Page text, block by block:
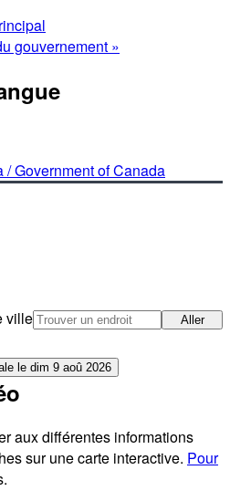
gouvernement »
/Government of Canada
ville
Aller
le dim 9 aoû 2026
aux différentes informations
sur une carte interactive. Pour